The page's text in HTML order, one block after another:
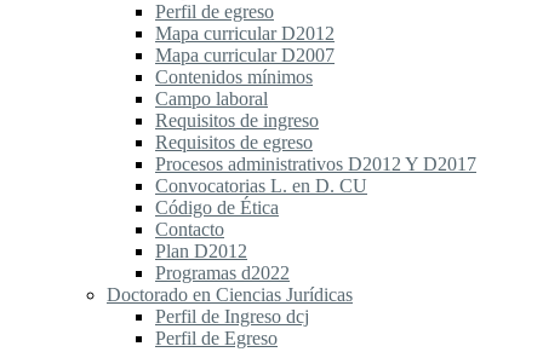
Perfil de egreso
Mapa curricular D2012
Mapa curricular D2007
Contenidos mínimos
Campo laboral
Requisitos de ingreso
Requisitos de egreso
Procesos administrativos D2012 Y D2017
Convocatorias L. en D. CU
Código de Ética
Contacto
Plan D2012
Programas d2022
Doctorado en Ciencias Jurídicas
Perfil de Ingreso dcj
Perfil de Egreso